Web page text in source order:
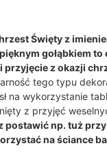
Święty z
gołąbkiem to
z okazji
tego typu
na wykorzystanie
z przyjęć
postawić np. tuż
na ściance